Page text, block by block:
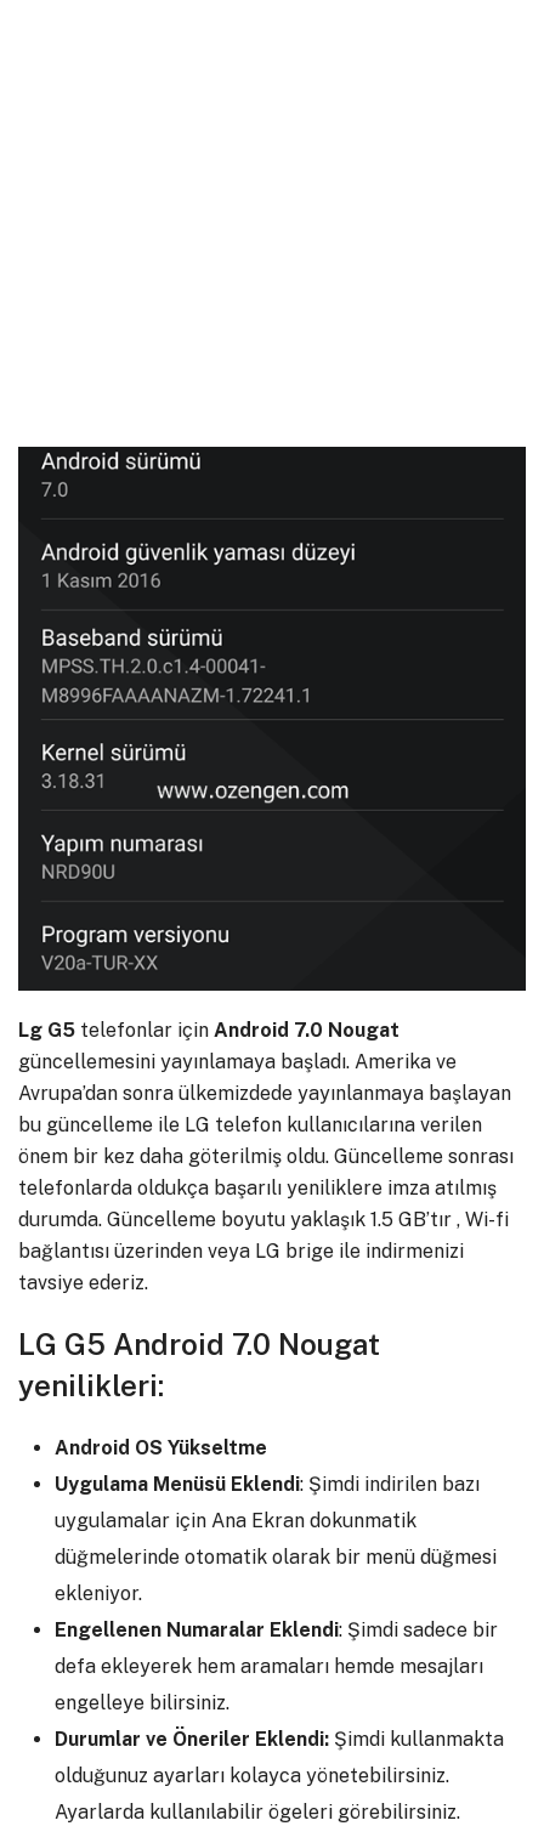
Lg G5 telefonlar için Android 7.0 Nougat
güncellemesini yayınlamaya başladı. Amerika ve
Avrupa’dan sonra ülkemizdede yayınlanmaya başlayan
bu güncelleme ile LG telefon kullanıcılarına verilen
önem bir kez daha göterilmiş oldu. Güncelleme sonrası
telefonlarda oldukça başarılı yeniliklere imza atılmış
durumda. Güncelleme boyutu yaklaşık 1.5 GB’tır , Wi-fi
bağlantısı üzerinden veya LG brige ile indirmenizi
tavsiye ederiz.
LG G5 Android 7.0 Nougat
yenilikleri:
Android OS Yükseltme
Uygulama Menüsü Eklendi: Şimdi indirilen bazı
uygulamalar için Ana Ekran dokunmatik
düğmelerinde otomatik olarak bir menü düğmesi
ekleniyor.
Engellenen Numaralar Eklendi: Şimdi sadece bir
defa ekleyerek hem aramaları hemde mesajları
engelleye bilirsiniz.
Durumlar ve Öneriler Eklendi: Şimdi kullanmakta
olduğunuz ayarları kolayca yönetebilirsiniz.
Ayarlarda kullanılabilir ögeleri görebilirsiniz.